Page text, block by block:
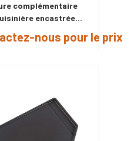
complémentaire
encastrée
nous pour le prix